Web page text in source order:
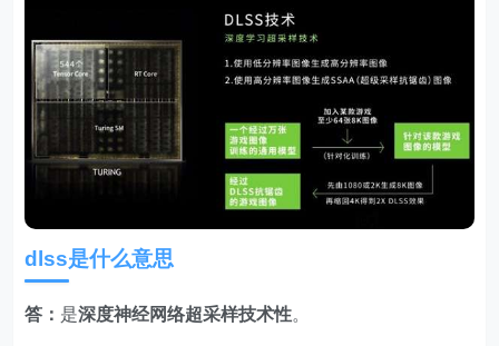
dlss是什么意思
答： 是深度神经网络超采样技术性。